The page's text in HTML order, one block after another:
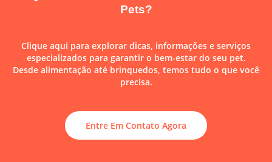
Pets?
Clique aqui para explorar dicas, informações e serviços
especializados para garantir o bem-estar do seu pet.
Desde alimentação até brinquedos, temos tudo o que você
precisa.
Entre Em Contato Agora